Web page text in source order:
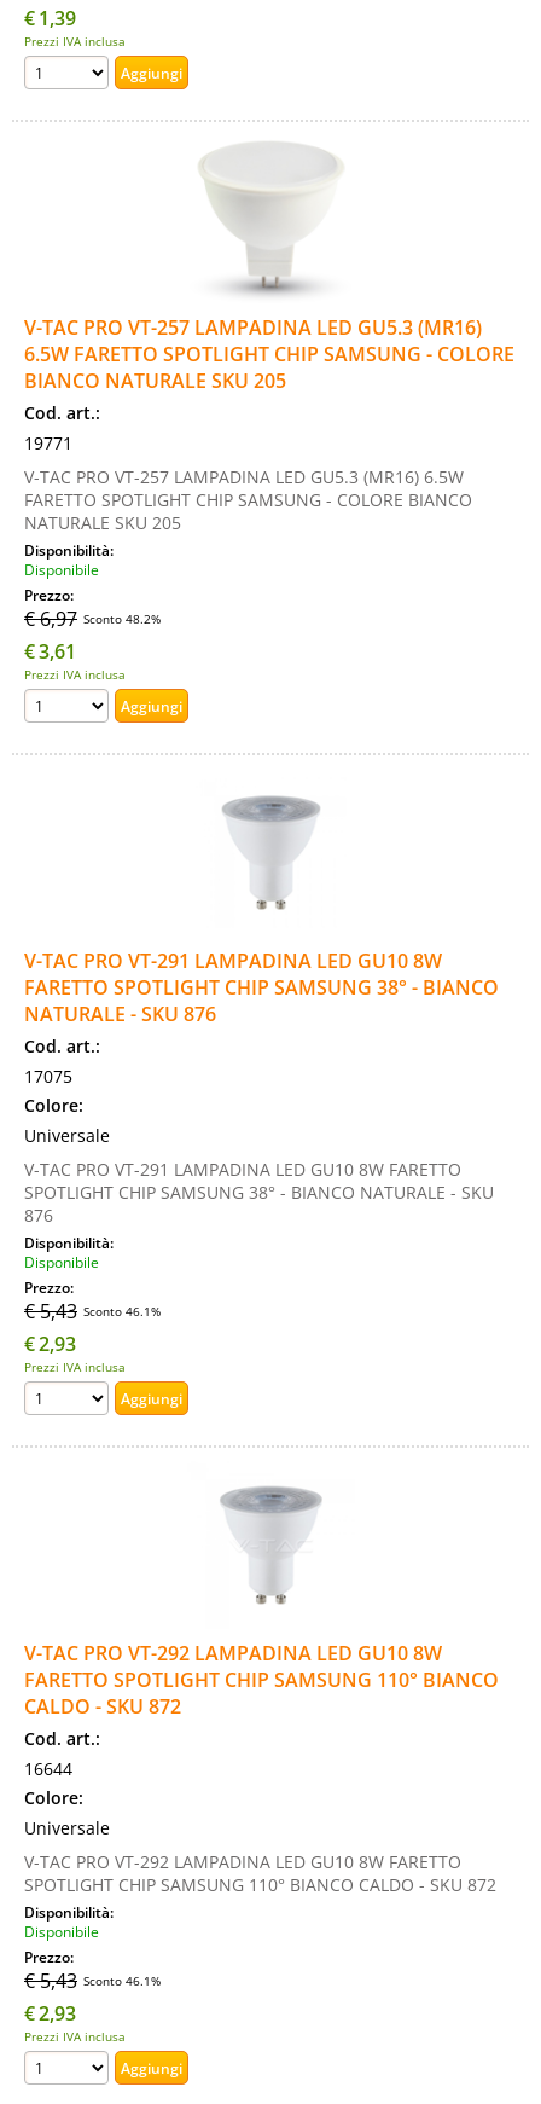
€1,39
Prezzi IVA inclusa
V-TAC PRO VT-257 LAMPADINA LED GU5.3 (MR16)
6.5W FARETTO SPOTLIGHT CHIP SAMSUNG - COLORE
BIANCO NATURALE SKU 205
Cod. art.:
19771
V-TAC PRO VT-257 LAMPADINA LED GU5.3 (MR16) 6.5W
FARETTO SPOTLIGHT CHIP SAMSUNG - COLORE BIANCO
NATURALE SKU 205
Disponibilità:
Disponibile
Prezzo:
€ 6,97 Sconto 48.2%
€3,61
Prezzi IVA inclusa
V-TAC PRO VT-291 LAMPADINA LED GU10 8W
FARETTO SPOTLIGHT CHIP SAMSUNG 38° - BIANCO
NATURALE - SKU 876
Cod. art.:
17075
Colore:
Universale
V-TAC PRO VT-291 LAMPADINA LED GU10 8W FARETTO
SPOTLIGHT CHIP SAMSUNG 38° - BIANCO NATURALE - SKU
876
Disponibilità:
Disponibile
Prezzo:
€ 5,43 Sconto 46.1%
€2,93
Prezzi IVA inclusa
V-TAC PRO VT-292 LAMPADINA LED GU10 8W
FARETTO SPOTLIGHT CHIP SAMSUNG 110° BIANCO
CALDO - SKU 872
Cod. art.:
16644
Colore:
Universale
V-TAC PRO VT-292 LAMPADINA LED GU10 8W FARETTO
SPOTLIGHT CHIP SAMSUNG 110° BIANCO CALDO - SKU 872
Disponibilità:
Disponibile
Prezzo:
€ 5,43 Sconto 46.1%
€2,93
Prezzi IVA inclusa